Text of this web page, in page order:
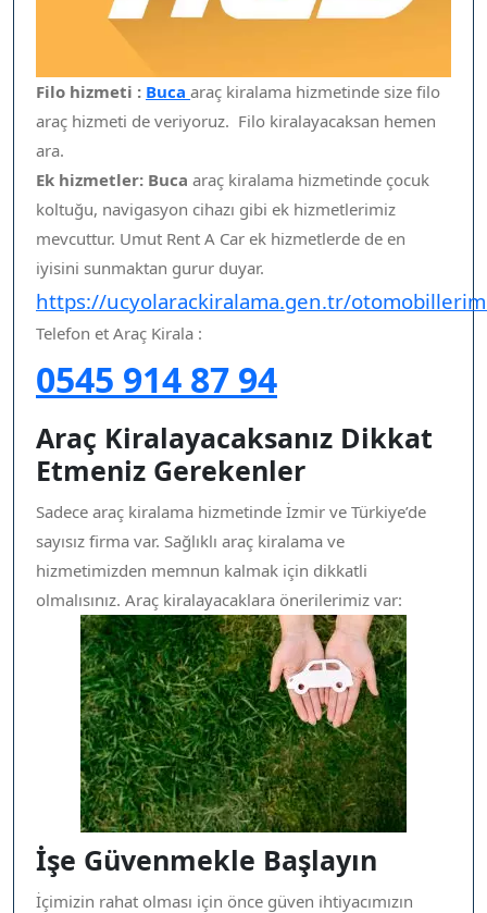
Filo hizmeti : Buca araç kiralama hizmetinde size filo
araç hizmeti de veriyoruz. Filo kiralayacaksan hemen
ara.
Ek hizmetler: Buca araç kiralama hizmetinde çocuk
koltuğu, navigasyon cihazı gibi ek hizmetlerimiz
mevcuttur. Umut Rent A Car ek hizmetlerde de en
iyisini sunmaktan gurur duyar.
https://ucyolarackiralama.gen.tr/
Telefon et Araç Kirala :
0545 914 87 94
Araç Kiralayacaksanız Dikkat
Etmeniz Gerekenler
Sadece araç kiralama hizmetinde İzmir ve Türkiye’de
sayısız firma var. Sağlıklı araç kiralama ve
hizmetimizden memnun kalmak için dikkatli
olmalısınız. Araç kiralayacaklara önerilerimiz var:
İşe Güvenmekle Başlayın
İçimizin rahat olması için önce güven ihtiyacımızın